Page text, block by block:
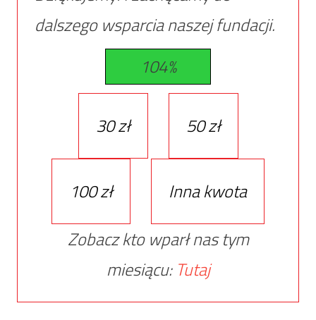
dalszego wsparcia naszej fundacji.
104%
30 zł 50 zł
100 zł
Inna kwota
Zobacz kto wparł nas tym
miesiącu: Tutaj